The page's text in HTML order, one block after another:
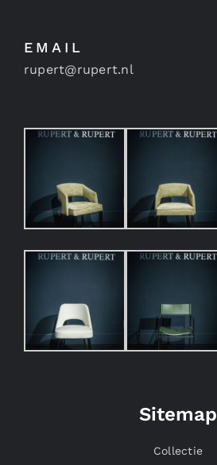
EMAIL
rupert@rupert.nl
Sitemap
Collectie